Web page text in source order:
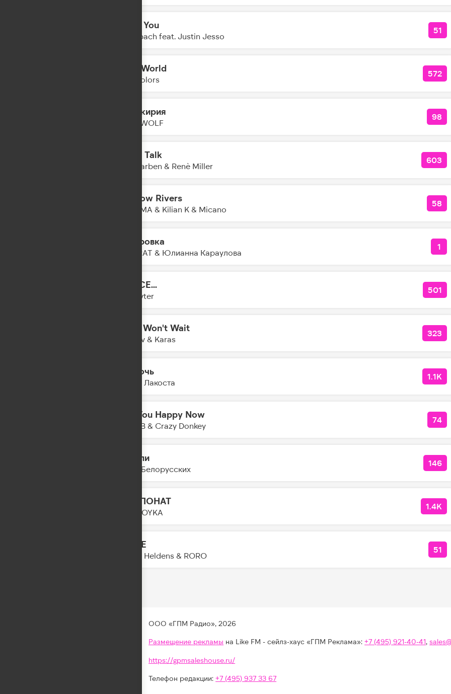
Over You
Ofenbach feat. Justin Jesso
51
Mad World
Twocolors
572
Валькирия
BEARWOLF
98
Body Talk
Alle Farben & Renè Miller
603
I Follow Rivers
KALUMA & Kilian K & Micano
58
Газировка
SOCRAT & Юлианна Караулова
1
DANCE...
Slayyyter
501
Time Won't Wait
Filatov & Karas
323
На ночь
Коста Лакоста
1.1K
Are You Happy Now
R3HAB & Crazy Donkey
74
Мысли
Тима Белорусских
146
ЭКСПОНАТ
MIA BOYKA
1.4K
SHINE
Oliver Heldens & RORO
51
ООО «ГПМ Радио», 2026
Размещение рекламы на Like FM - сейлз-хаус «ГПМ Реклама»:+7 (495) 921-40-41,
https://gpmsaleshouse.ru/
Телефон редакции:+7 (495) 937 33 67